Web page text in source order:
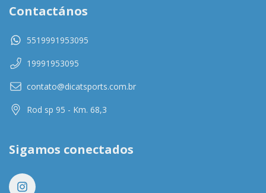
Contactános
5519991953095
19991953095
contato@dicatsports.com.br
Rod sp 95 - Km. 68,3
Sigamos conectados